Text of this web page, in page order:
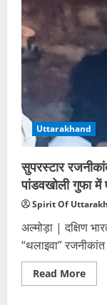
बच्ची
ने
लगाई
लगाने
की
कदम,
में
चल
रहा
इलाज
Uttarakhand
सुपरस्टार
पांडवखोली गुफा में
Spirit Of
अल्मोड़ा | दक्षिण
“थलाइवा”
Read MoreRead
more